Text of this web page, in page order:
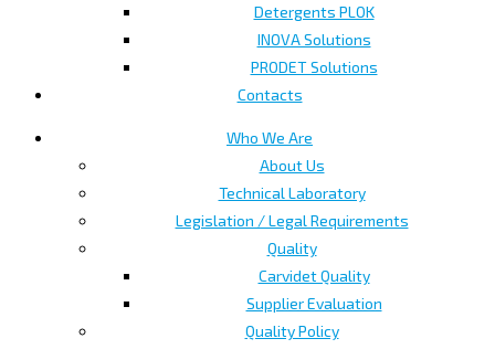
Detergents PLOK
INOVA Solutions
PRODET Solutions
Contacts
Who We Are
About Us
Technical Laboratory
Legislation / Legal Requirements
Quality
Carvidet Quality
Supplier Evaluation
Quality Policy